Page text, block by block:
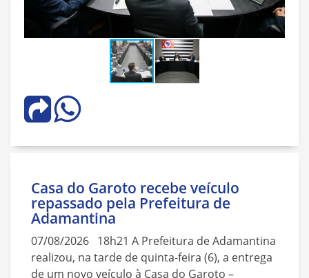
Casa do Garoto recebe veículo
repassado pela Prefeitura de
Adamantina
07/08/2026 18h21 A Prefeitura de Adamantina
realizou, na tarde de quinta-feira (6), a entrega
de um novo veículo à Casa do Garoto –